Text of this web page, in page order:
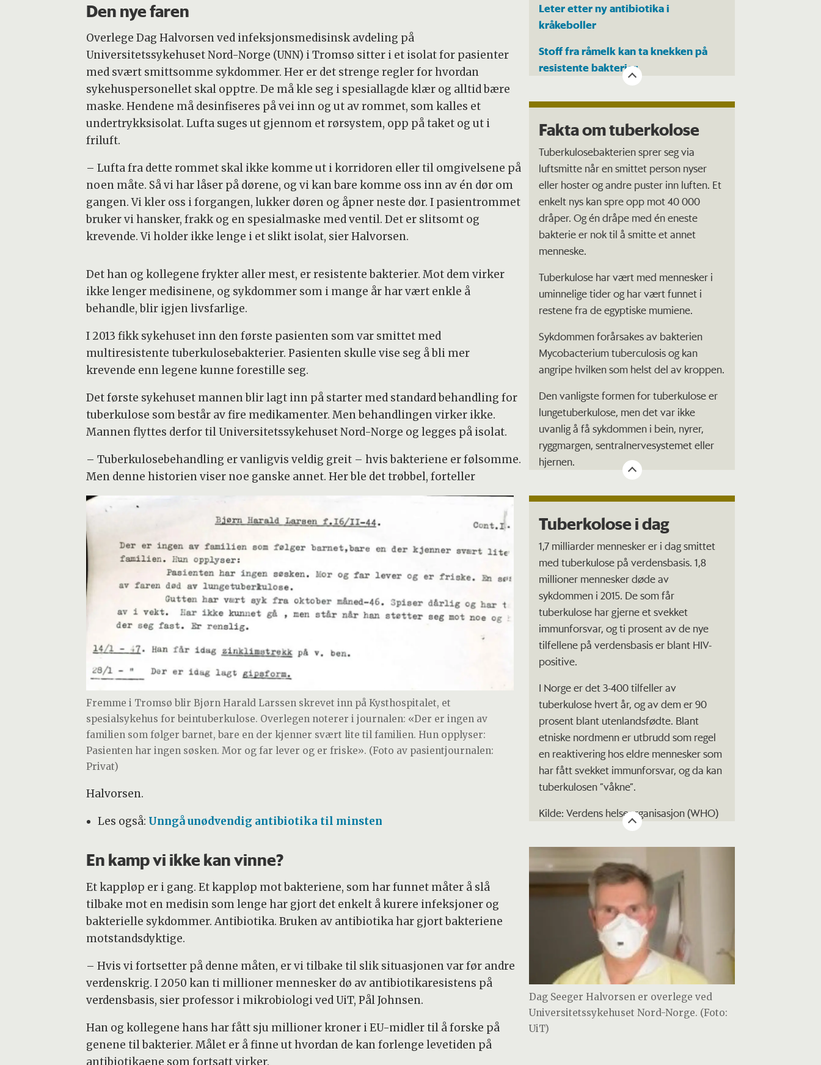
Leter etter ny antibiotika i
kråkeboller
Stoff fra råmelk kan ta knekken på
resistente bakterier
Fakta om tuberkolose
Tuberkulosebakterien sprer seg via
luftsmitte når en smittet person nyser
eller hoster og andre puster inn luften. Et
enkelt nys kan spre opp mot 40 000
dråper. Og én dråpe med én eneste
bakterie er nok til å smitte et annet
menneske.
Tuberkulose har vært med mennesker i
uminnelige tider og har vært funnet i
restene fra de egyptiske mumiene.
Sykdommen forårsakes av bakterien
Mycobacterium tuberculosis og kan
angripe hvilken som helst del av kroppen.
Den vanligste formen for tuberkulose er
lungetuberkulose, men det var ikke
uvanlig å få sykdommen i bein, nyrer,
ryggmargen, sentralnervesystemet eller
hjernen.
Tuberkolose i dag
1,7 milliarder mennesker er i dag smittet
med tuberkulose på verdensbasis. 1,8
millioner mennesker døde av
sykdommen i 2015. De som får
tuberkulose har gjerne et svekket
immunforsvar, og ti prosent av de nye
tilfellene på verdensbasis er blant HIV-
positive.
I Norge er det 3-400 tilfeller av
tuberkulose hvert år, og av dem er 90
prosent blant utenlandsfødte. Blant
etniske nordmenn er utbrudd som regel
en reaktivering hos eldre mennesker som
har fått svekket immunforsvar, og da kan
tuberkulosen ”våkne”.
Kilde: Verdens helseorganisasjon (WHO)
Fremme i Tromsø blir Bjørn Harald Larssen skrevet inn på Kysthospitalet, et
spesialsykehus for beintuberkulose. Overlegen noterer i journalen: «Der er ingen av
familien som følger barnet, bare en der kjenner svært lite til familien. Hun opplyser:
Pasienten har ingen søsken. Mor og far lever og er friske». (Foto av pasientjournalen:
Privat)
Den nye faren
Overlege Dag Halvorsen ved infeksjonsmedisinsk avdeling på
Universitetssykehuset Nord-Norge (UNN) i Tromsø sitter i et isolat for pasienter
med svært smittsomme sykdommer. Her er det strenge regler for hvordan
sykehuspersonellet skal opptre. De må kle seg i spesiallagde klær og alltid bære
maske. Hendene må desinfiseres på vei inn og ut av rommet, som kalles et
undertrykksisolat. Lufta suges ut gjennom et rørsystem, opp på taket og ut i
friluft.
– Lufta fra dette rommet skal ikke komme ut i korridoren eller til omgivelsene på
noen måte. Så vi har låser på dørene, og vi kan bare komme oss inn av én dør om
gangen. Vi kler oss i forgangen, lukker døren og åpner neste dør. I pasientrommet
bruker vi hansker, frakk og en spesialmaske med ventil. Det er slitsomt og
krevende. Vi holder ikke lenge i et slikt isolat, sier Halvorsen.
Dag Seeger Halvorsen er overlege ved
Universitetssykehuset Nord-Norge. (Foto:
UiT)
Det han og kollegene frykter aller mest, er resistente bakterier. Mot dem virker
ikke lenger medisinene, og sykdommer som i mange år har vært enkle å
behandle, blir igjen livsfarlige.
I 2013 fikk sykehuset inn den første pasienten som var smittet med
multiresistente tuberkulosebakterier. Pasienten skulle vise seg å bli mer
krevende enn legene kunne forestille seg.
Det første sykehuset mannen blir lagt inn på starter med standard behandling for
tuberkulose som består av fire medikamenter. Men behandlingen virker ikke.
Mannen flyttes derfor til Universitetssykehuset Nord-Norge og legges på isolat.
– Tuberkulosebehandling er vanligvis veldig greit – hvis bakteriene er følsomme.
Men denne historien viser noe ganske annet. Her ble det trøbbel, forteller
Halvorsen.
Les også: Unngå unødvendig antibiotika til minsten
En kamp vi ikke kan vinne?
Et kappløp er i gang. Et kappløp mot bakteriene, som har funnet måter å slå
tilbake mot en medisin som lenge har gjort det enkelt å kurere infeksjoner og
bakterielle sykdommer. Antibiotika. Bruken av antibiotika har gjort bakteriene
motstandsdyktige.
– Hvis vi fortsetter på denne måten, er vi tilbake til slik situasjonen var før andre
verdenskrig. I 2050 kan ti millioner mennesker dø av antibiotikaresistens på
verdensbasis, sier professor i mikrobiologi ved UiT, Pål Johnsen.
Han og kollegene hans har fått sju millioner kroner i EU-midler til å forske på
genene til bakterier. Målet er å finne ut hvordan de kan forlenge levetiden på
antibiotikaene som fortsatt virker.